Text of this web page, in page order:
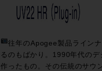
往年のApogee製品ライン
るのもばかり。1990年代の
作ったもの。その伝統のサウ